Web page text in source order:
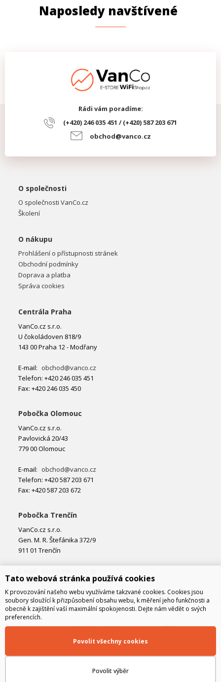
Naposledy navštívené
Rádi vám poradíme:
(+420) 246 035 451 / (+420) 587 203 671
obchod@vanco.cz
O společnosti
O společnosti VanCo.cz
Školení
O nákupu
Prohlášení o přístupnosti stránek
Obchodní podmínky
Doprava a platba
Správa cookies
Centrála Praha
VanCo.cz s.r.o.
U čokoládoven 818/9
143 00 Praha 12 - Modřany
E-mail: obchod@vanco.cz
Telefon: +420 246 035 451
Fax: +420 246 035 450
Pobočka Olomouc
VanCo.cz s.r.o.
Pavlovická 20/43
779 00 Olomouc
E-mail: obchod@vanco.cz
Telefon: +420 587 203 671
Fax: +420 587 203 672
Pobočka Trenčín
VanCo.cz s.r.o.
Gen. M. R. Štefánika 372/9
911 01 Trenčín
Telefon: +421 32 877 74 02
Tato webová stránka používá cookies
K provozování našeho webu využíváme takzvané cookies. Cookies jsou
soubory sloužící k přizpůsobení obsahu webu, k měření jeho funkčnosti a
obecně k zajištění vaší maximální spokojenosti. Dejte nám vědět o svých
preferencích.
Povolit výběr
Povolit všechny cookies